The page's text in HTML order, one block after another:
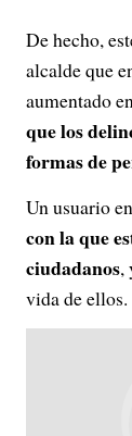
De hecho,
alcalde que
aumentado
que los
formas de
Un usuario
con la que
ciudadanos,
vida de ellos.